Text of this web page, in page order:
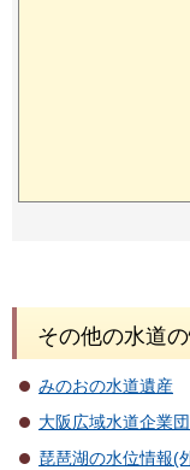
その他の水道
みのおの水道遺産
大阪広域水道企業
琵琶湖の水位情報(